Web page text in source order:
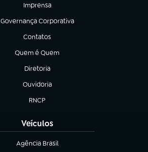
Imprensa
(abre em nova aba)
Governança Corporativa
(abre em nova aba)
Contatos
(abre em nova aba)
Quem é Quem
(abre em nova aba)
Diretoria
(abre em nova aba)
Ouvidoria
(abre em nova aba)
RNCP
(abre em nova aba)
Veículos
Agência Brasil
(abre em nova aba)